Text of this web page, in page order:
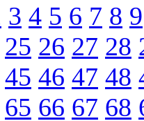
3 4 5 6 7 8 9
25 26 27 28
45 46 47 48
65 66 67 68